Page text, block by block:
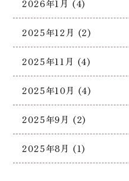
2026年1月 (4)
2025年12月 (2)
2025年11月 (4)
2025年10月 (4)
2025年9月 (2)
2025年8月 (1)